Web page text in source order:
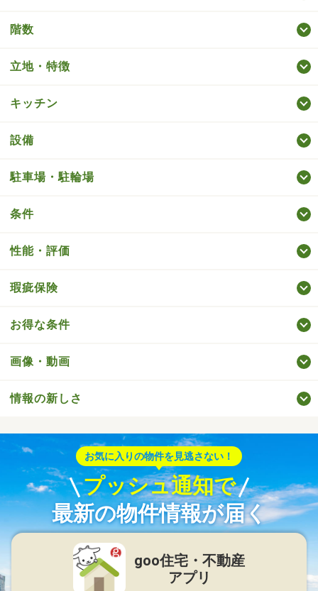
階数
立地・特徴
キッチン
設備
駐車場・駐輪場
条件
性能・評価
瑕疵保険
お得な条件
画像・動画
情報の新しさ
お気に入りの物件を見逃さない！
プッシュ通知で
最新の物件情報が届く
goo住宅・不動産
アプリ